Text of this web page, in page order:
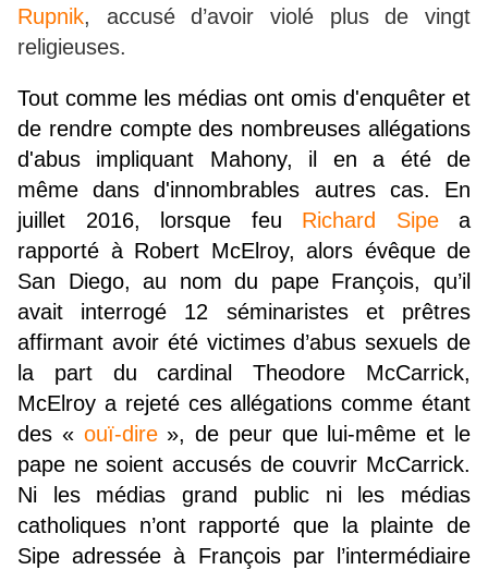
Rupnik, accusé d’avoir violé plus de vingt
religieuses.
Tout comme les médias ont omis d'enquêter et
de rendre compte des nombreuses allégations
d'abus impliquant Mahony, il en a été de
même dans d'innombrables autres cas. En
juillet 2016, lorsque feu Richard Sipea
rapporté à Robert McElroy, alors évêque de
San Diego, au nom du pape François, qu’il
avait interrogé 12 séminaristes et prêtres
affirmant avoir été victimes d’abus sexuels de
la part du cardinal Theodore McCarrick,
McElroy a rejeté ces allégations comme étant
des «ouï-dire», de peur que lui-même et le
pape ne soient accusés de couvrir McCarrick.
Ni les médias grand public ni les médias
catholiques n’ont rapporté que la plainte de
Sipe adressée à François par l’intermédiaire